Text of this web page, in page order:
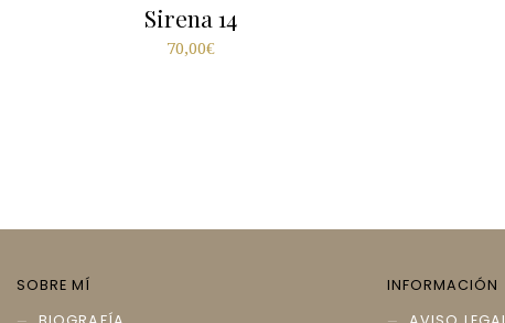
Sirena 14
70,00€
SOBRE MÍ
INFORMACIÓN